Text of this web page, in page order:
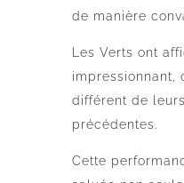
de manière
Les Verts ont
impressionnant,
différent de
précédentes.
Cette